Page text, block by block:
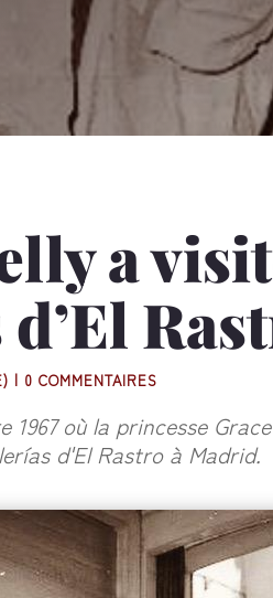
a
| 0 COMMENTAIRES
1967 où la princesse
d'El Rastro à Madrid.